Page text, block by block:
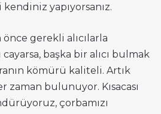
yapıyorsanız.
gerekli alıcılarla
cayarsa, başka bir alıcı bulmak
kömürü kaliteli. Artık
zaman bulunuyor. Kısacası
çorbamızı